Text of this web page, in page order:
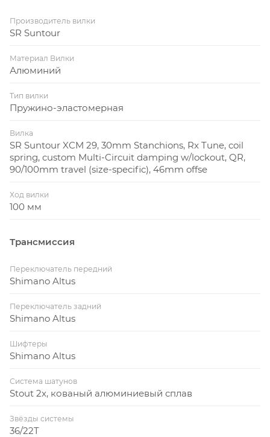
Производитель вилки
SR Suntour
Материал Вилки
Алюминий
Тип вилки
Пружино-эластомерная
Вилка
SR Suntour XCM 29, 30mm Stanchions, Rx Tune, coil
spring, custom Multi-Circuit damping w/lockout, QR,
90/100mm travel (size-specific), 46mm offse
Ход вилки
100 мм
Трансмиссия
Переключатель передний
Shimano Altus
Переключатель задний
Shimano Altus
Шифтеры
Shimano Altus
Система шатунов
Stout 2x, кованый алюминиевый сплав
Звёзды системы
36/22T